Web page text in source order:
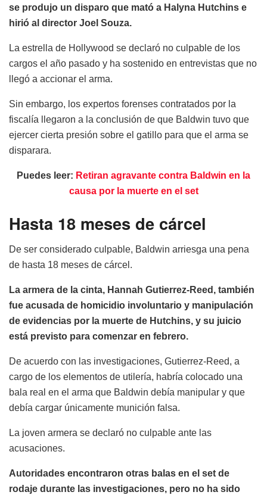
se produjo un disparo que mató a Halyna Hutchins e
hirió al director Joel Souza.
La estrella de Hollywood se declaró no culpable de los
cargos el año pasado y ha sostenido en entrevistas que no
llegó a accionar el arma.
Sin embargo, los expertos forenses contratados por la
fiscalía llegaron a la conclusión de que Baldwin tuvo que
ejercer cierta presión sobre el gatillo para que el arma se
disparara.
Puedes leer: Retiran agravante contra Baldwin en la
causa por la muerte en el set
Hasta 18 meses de cárcel
De ser considerado culpable, Baldwin arriesga una pena
de hasta 18 meses de cárcel.
La armera de la cinta, Hannah Gutierrez-Reed, también
fue acusada de homicidio involuntario y manipulación
de evidencias por la muerte de Hutchins, y su juicio
está previsto para comenzar en febrero.
De acuerdo con las investigaciones, Gutierrez-Reed, a
cargo de los elementos de utilería, habría colocado una
bala real en el arma que Baldwin debía manipular y que
debía cargar únicamente munición falsa.
La joven armera se declaró no culpable ante las
acusaciones.
Autoridades encontraron otras balas en el set de
rodaje durante las investigaciones, pero no ha sido